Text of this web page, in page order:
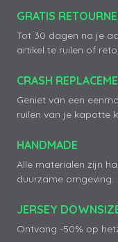
GRATIS
Tot 30 dagen na je
artikel te ruilen of
CRASH
Geniet van een
ruilen van je kapotte
HANDMADE
Alle materialen zijn
duurzame omgeving.
JERSEY
Ontvang -50% op